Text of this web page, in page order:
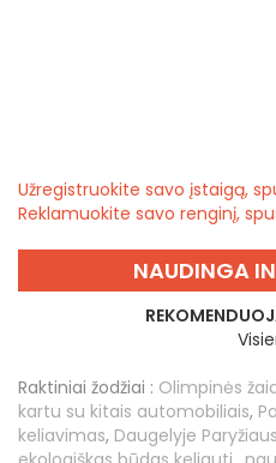
Užregistruokite savo įstaigą,
Reklamuokite savo renginį,
NAUDINGA
Raktiniai žodžiai : Olimpinės
kartu su kitais automobiliais,
keliavimas, Daugelyje